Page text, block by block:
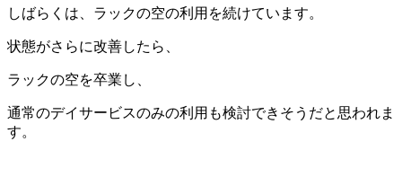
しばらくは、ラックの空の利用を続けています。
状態がさらに改善したら、
ラックの空を卒業し、
通常のデイサービスのみの利用も検討できそうだと思われま
す。